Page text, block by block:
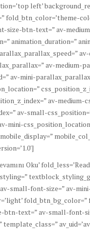
left’
fold_btn_color=’theme-
size-btn-text=” av-
animation_duration=”
av-medium-
av-mini-
av-medium-
av-small-
mini-
Oku’
small-font-size=” av-
text=” av-small-font-